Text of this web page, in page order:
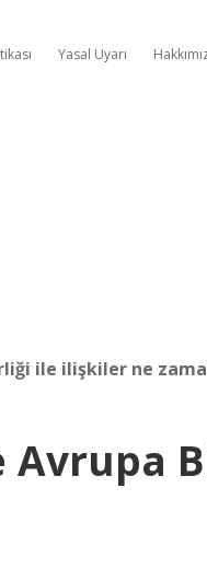
Yasal Uyarı
ile ilişkiler ne
Avrupa